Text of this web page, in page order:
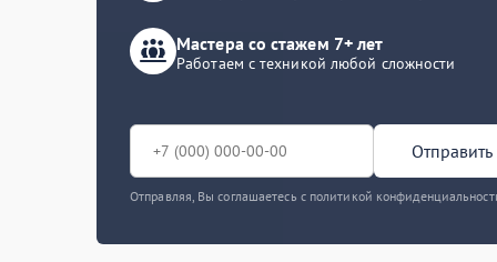
Мастера со стажем 7+ лет
Работаем с техникой любой сложности
Отправить
Отправляя, Вы соглашаетесь с политикой